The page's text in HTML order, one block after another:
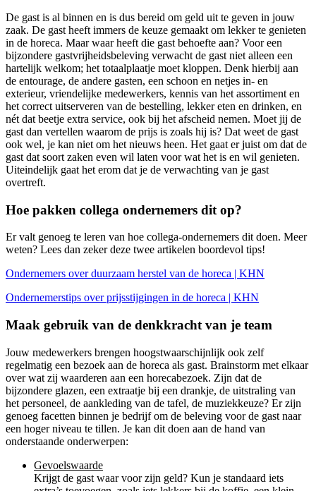
De gast is al binnen en is dus bereid om geld uit te geven in jouw
zaak. De gast heeft immers de keuze gemaakt om lekker te genieten
in de horeca. Maar waar heeft die gast behoefte aan? Voor een
bijzondere gastvrijheidsbeleving verwacht de gast niet alleen een
hartelijk welkom; het totaalplaatje moet kloppen. Denk hierbij aan
de entourage, de andere gasten, een schoon en netjes in- en
exterieur, vriendelijke medewerkers, kennis van het assortiment en
het correct uitserveren van de bestelling, lekker eten en drinken, en
nét dat beetje extra service, ook bij het afscheid nemen. Moet jij de
gast dan vertellen waarom de prijs is zoals hij is? Dat weet de gast
ook wel, je kan niet om het nieuws heen. Het gaat er juist om dat de
gast dat soort zaken even wil laten voor wat het is en wil genieten.
Uiteindelijk gaat het erom dat je de verwachting van je gast
overtreft.
Hoe pakken collega ondernemers dit op?
Er valt genoeg te leren van hoe collega-ondernemers dit doen. Meer
weten? Lees dan zeker deze twee artikelen boordevol tips!
Ondernemers over duurzaam herstel van de horeca | KHN
Ondernemerstips over prijsstijgingen in de horeca | KHN
Maak gebruik van de denkkracht van je team
Jouw medewerkers brengen hoogstwaarschijnlijk ook zelf
regelmatig een bezoek aan de horeca als gast. Brainstorm met elkaar
over wat zij waarderen aan een horecabezoek. Zijn dat de
bijzondere glazen, een extraatje bij een drankje, de uitstraling van
het personeel, de aankleding van de tafel, de muziekkeuze? Er zijn
genoeg facetten binnen je bedrijf om de beleving voor de gast naar
een hoger niveau te tillen. Je kan dit doen aan de hand van
onderstaande onderwerpen:
Gevoelswaarde
Krijgt de gast waar voor zijn geld? Kun je standaard iets